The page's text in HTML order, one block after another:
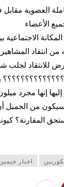
العضوية
الأعضاء
للانتقاد
من الجميل
المقارنة؟
اخبار جيمين bts